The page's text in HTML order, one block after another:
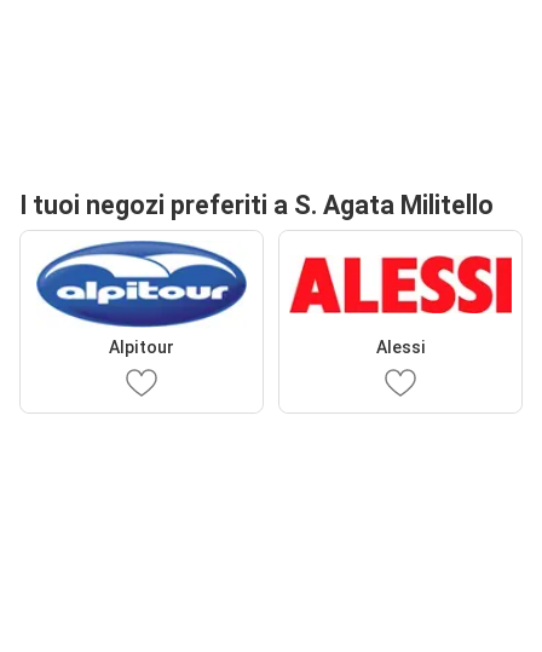
I tuoi negozi preferiti a S. Agata Militello
Alpitour Alessi